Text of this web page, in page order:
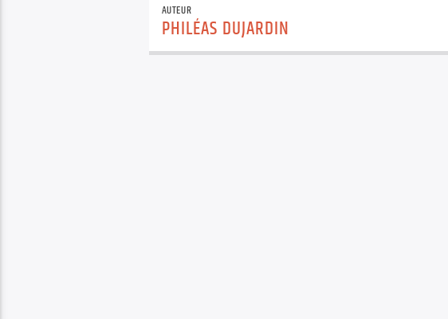
AUTEUR
PHILÉAS DUJARDIN